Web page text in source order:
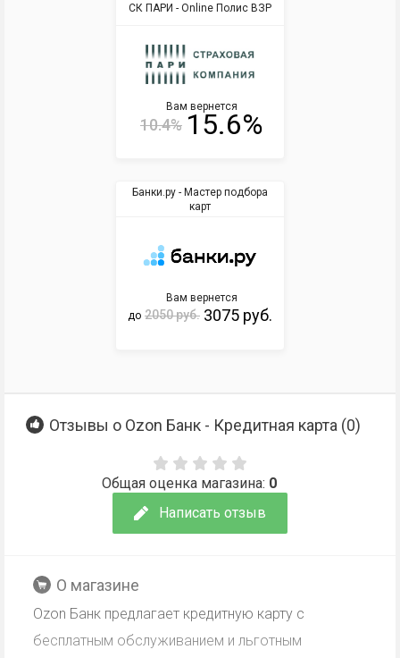
СК ПАРИ - Online Полис ВЗР
Вам вернется
10.4% 15.6%
Банки.ру - Мастер подбора
карт
Вам вернется
до 2050 руб. 3075 руб.
Отзывы о Ozon Банк - Кредитная карта (0)
Написать отзыв
Общая оценка магазина: 0
О магазине
Ozon Банк предлагает кредитную карту с
бесплатным обслуживанием и льготным